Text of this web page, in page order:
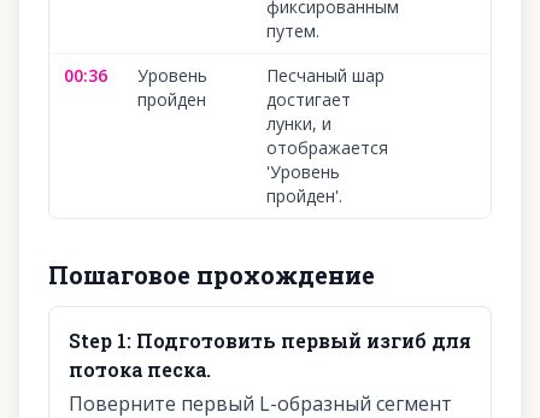
фиксированным
путем.
00:36
Уровень
пройден
Песчаный шар
достигает
лунки, и
отображается
'Уровень
пройден'.
Пошаговое прохождение
Step 1: Подготовить первый изгиб для
потока песка.
Поверните первый L-образный сегмент